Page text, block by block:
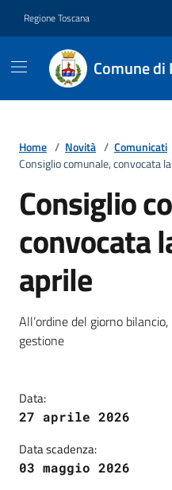
Regione Toscana
Comune di
Home / Novità / Comunicati
Consiglio comunale, convocata
Consiglio
convocata
aprile
Dettagli
All’ordine del giorno
gestione
Data:
27 aprile 2026
Data scadenza:
03 maggio 2026